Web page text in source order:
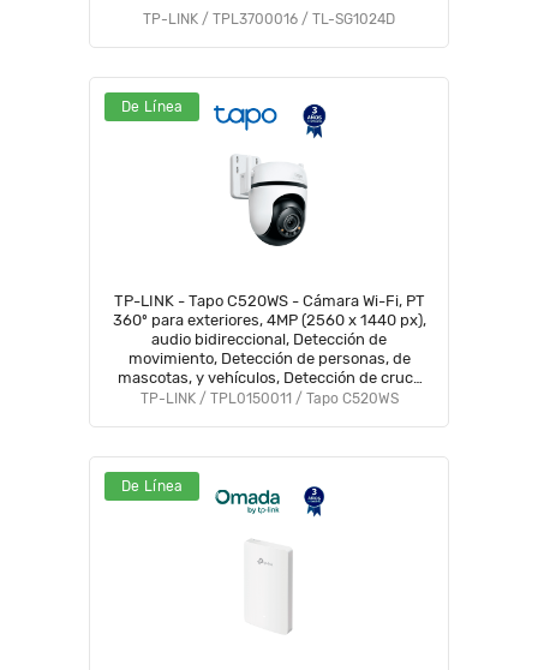
TP-LINK / TPL3700016 / TL-SG1024D
De Línea
TP-LINK - Tapo C520WS - Cámara Wi-Fi, PT
360º para exteriores, 4MP (2560 x 1440 px),
audio bidireccional, Detección de
movimiento, Detección de personas, de
mascotas, y vehículos, Detección de cruce
de línea, Compatible con Alexa y Google
TP-LINK / TPL0150011 / Tapo C520WS
De Línea